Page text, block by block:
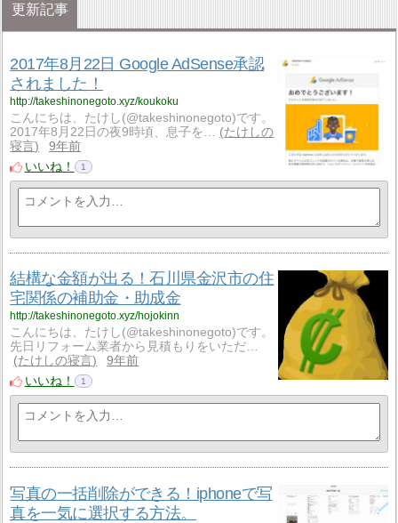
更新記事
2017年8月22日 Google AdSense承認
されました！
http://takeshinonegoto.xyz/koukoku
こんにちは、たけし(@takeshinonegoto)です。
2017年8月22日の夜9時頃、息子を…
たけしの
寝言
9年前
いいね！
1
結構な金額が出る！石川県金沢市の住
宅関係の補助金・助成金
http://takeshinonegoto.xyz/hojokinn
こんにちは、たけし(@takeshinonegoto)です。
先日リフォーム業者から見積もりをいただ…
たけしの寝言
9年前
いいね！
1
写真の一括削除ができる！iphoneで写
真を一気に選択する方法。